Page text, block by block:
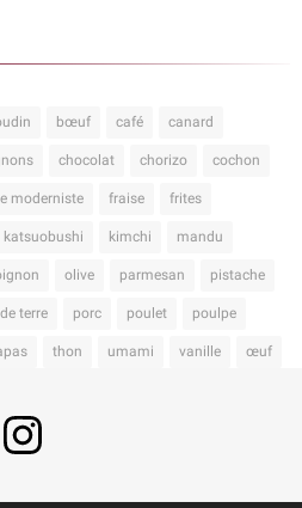
bœuf café canard
chocolat chorizo cochon
moderniste fraise frites
katsuobushi kimchi mandu
olive parmesan pistache
terre porc poulet poulpe
thon umami vanille œuf